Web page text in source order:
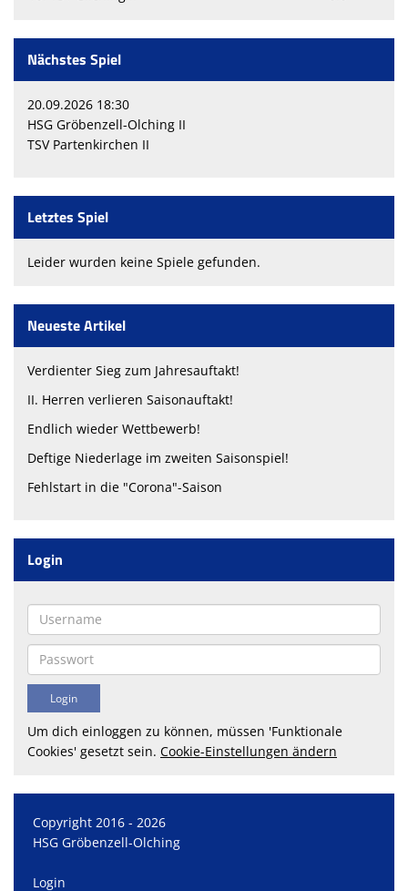
Nächstes Spiel
20.09.2026 18:30
HSG Gröbenzell-Olching II
TSV Partenkirchen II
Letztes Spiel
Leider wurden keine Spiele gefunden.
Neueste Artikel
Verdienter Sieg zum Jahresauftakt!
II. Herren verlieren Saisonauftakt!
Endlich wieder Wettbewerb!
Deftige Niederlage im zweiten Saisonspiel!
Fehlstart in die "Corona"-Saison
Login
Um dich einloggen zu können, müssen 'Funktionale
Cookies' gesetzt sein. Cookie-Einstellungen ändern
Copyright 2016 - 2026
HSG Gröbenzell-Olching
Login